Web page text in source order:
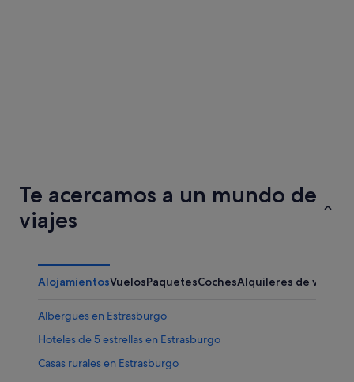
Te acercamos a un mundo de
viajes
AlojamientosVuelosPaquetesCochesAlquileres de
Albergues en Estrasburgo
Hoteles de 5 estrellas en Estrasburgo
Casas rurales en Estrasburgo